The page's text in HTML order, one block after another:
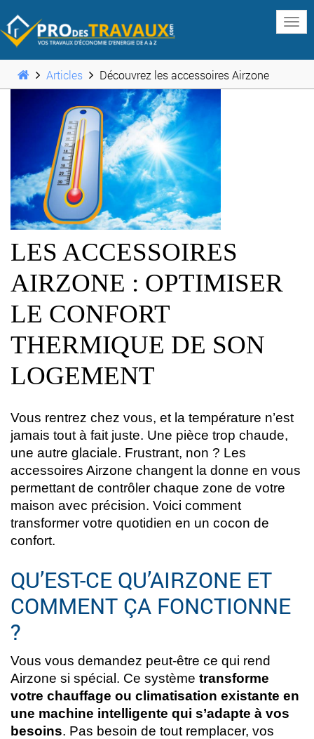
Articles Découvrez les accessoires Airzone
LES ACCESSOIRES
AIRZONE : OPTIMISER
LE CONFORT
THERMIQUE DE SON
LOGEMENT
Vous rentrez chez vous, et la température n’est
jamais tout à fait juste. Une pièce trop chaude,
une autre glaciale. Frustrant, non ? Les
accessoires Airzone changent la donne en vous
permettant de contrôler chaque zone de votre
maison avec précision. Voici comment
transformer votre quotidien en un cocon de
confort.
QU’EST-CE QU’AIRZONE ET
COMMENT ÇA FONCTIONNE
?
Vous vous demandez peut-être ce qui rend
Airzone si spécial. Ce système transforme
votre chauffage ou climatisation existante en
une machine intelligente qui s’adapte à vos
besoins. Pas besoin de tout remplacer, vos